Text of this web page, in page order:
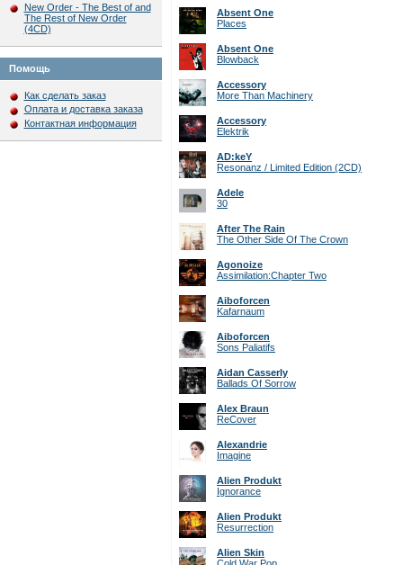
New Order - The Best of and
The Rest of New Order
(4CD)
Помощь
Как сделать заказ
Оплата и доставка заказа
Контактная информация
Absent One
Places
Absent One
Blowback
Accessory
More Than Machinery
Accessory
Elektrik
AD:keY
Resonanz / Limited Edition (2CD)
Adele
30
After The Rain
The Other Side Of The Crown
Agonoize
Assimilation:Chapter Two
Aiboforcen
Kafarnaum
Aiboforcen
Sons Paliatifs
Aidan Casserly
Ballads Of Sorrow
Alex Braun
ReCover
Alexandrie
Imagine
Alien Produkt
Ignorance
Alien Produkt
Resurrection
Alien Skin